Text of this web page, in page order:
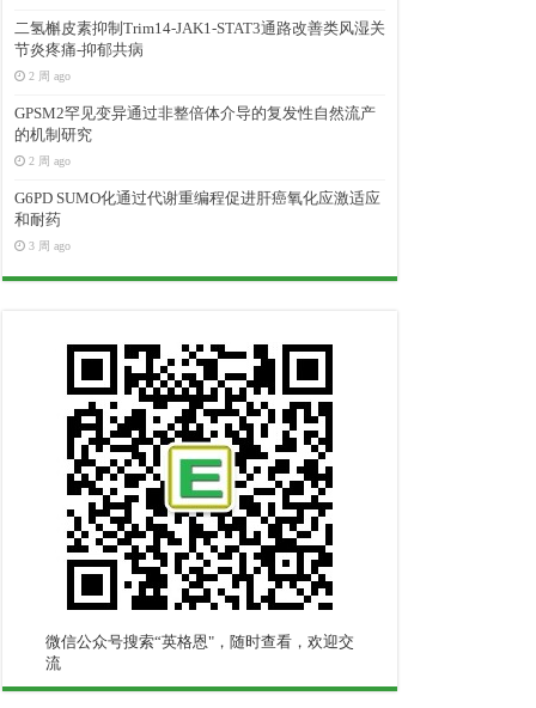
二氢槲皮素抑制Trim14-JAK1-STAT3通路改善类风湿关
节炎疼痛-抑郁共病
2 周 ago
GPSM2罕见变异通过非整倍体介导的复发性自然流产
的机制研究
2 周 ago
G6PD SUMO化通过代谢重编程促进肝癌氧化应激适应
和耐药
3 周 ago
微信公众号搜索“英格恩"，随时查看，欢迎交
流